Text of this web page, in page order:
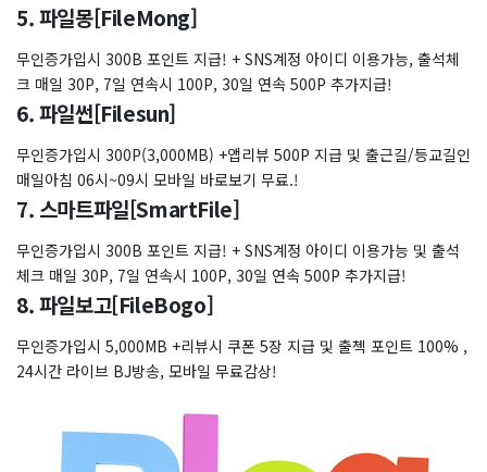
5. 파일몽[FileMong]
무인증가입시 300B 포인트 지급! + SNS계정 아이디 이용가능, 출석체
크 매일 30P, 7일 연속시 100P, 30일 연속 500P 추가지급!
6. 파일썬[Filesun]
무인증가입시 300P(3,000MB) +앱리뷰 500P 지급 및 출근길/등교길인
매일아침 06시~09시 모바일 바로보기 무료.!
7. 스마트파일[SmartFile]
무인증가입시 300B 포인트 지급! + SNS계정 아이디 이용가능 및 출석
체크 매일 30P, 7일 연속시 100P, 30일 연속 500P 추가지급!
8. 파일보고[FileBogo]
무인증가입시 5,000MB +리뷰시 쿠폰 5장 지급 및 출첵 포인트 100% ,
24시간 라이브 BJ방송, 모바일 무료감상!